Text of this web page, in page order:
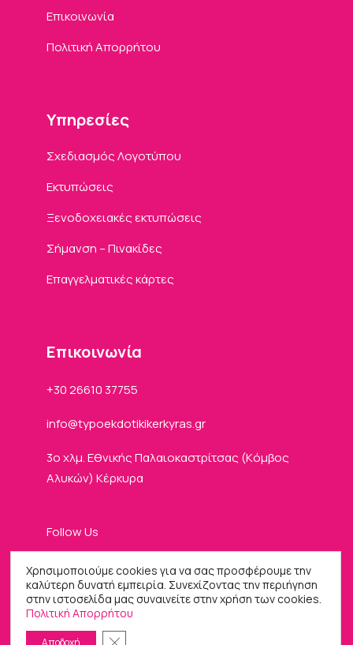
Επικοινωνία
Πολιτική Απορρήτου
Υπηρεσίες
Σχεδιασμός Λογοτύπου
Εκτυπώσεις
Ξενοδοχειακές εκτυπώσεις
Σήμανση – Πινακίδες
Επαγγελματικές κάρτες
Eπικοινωνία
+30 26610 37755
info typoekdotikikerkyrasgr
3ο χλμ. Εθνικής Παλαιοκαστρίτσας (Kόμβος
Αλυκών) Κέρκυρα
Follow Us
Χρησιμοποιούμε cookies για να σας προσφέρουμε την
καλύτερη δυνατή εμπειρία. Συνεχίζοντας την περιήγηση
στην ιστοσελίδα μας συναινείτε στην χρήση των cookies.
Πολιτική Απορρήτου
Αποδοχή Κλείσιμο του Cookie banner για το GDPR